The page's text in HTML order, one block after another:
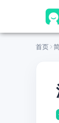
首页